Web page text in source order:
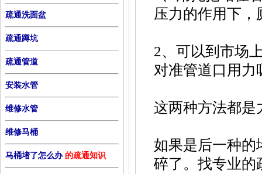
疏通洗面盆
疏通蹲坑
疏通管道
安装水管
维修水管
维修马桶
马桶堵了怎么办的疏通知识
压力的作用下，
2、可以到市场
对准管道口用力
这两种方法都是
如果是后一种的
碎了。找专业的